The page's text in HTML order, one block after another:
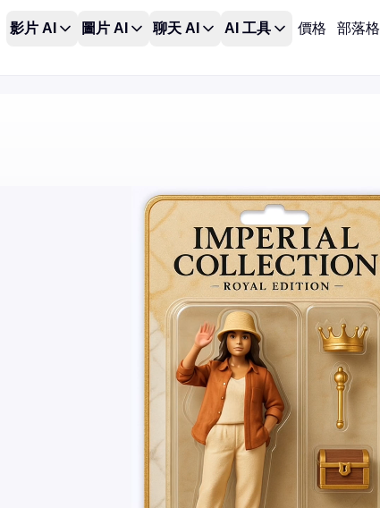
影片 AI 圖片 AI 聊天 AI AI 工具 價格 部落格